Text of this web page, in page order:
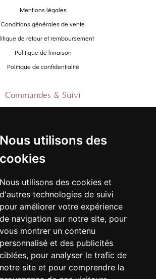
Nous utilisons des
cookies
Nous utilisons des cookies et
d'autres technologies de suivi
pour améliorer votre expérience
de navigation sur notre site, pour
vous montrer un contenu
personnalisé et des publicités
ciblées, pour analyser le trafic de
notre site et pour comprendre la
Mentions légales
Conditions générales de vente
de retour et remboursement
Politique de livraison
Politique de confidentialité
Commandes & Suivi
Suivre ma commande
Nouveautés
Promo Femme
Promo Homme
Promo Enfant
Newsletter